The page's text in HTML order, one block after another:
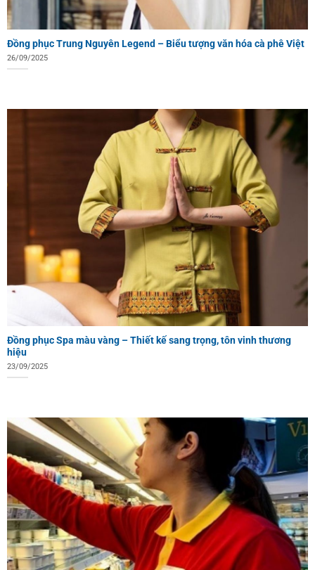
Đồng phục Trung Nguyên Legend – Biểu tượng văn hóa cà phê Việt
26/09/2025
Đồng phục Spa màu vàng – Thiết kế sang trọng, tôn vinh thương
hiệu
23/09/2025